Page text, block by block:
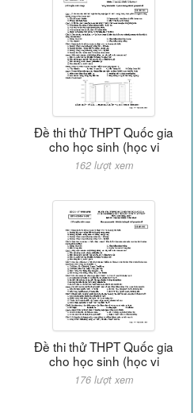
Đề thi thử THPT Quốc gia
cho học sinh (học vi
162 lượt xem
Đề thi thử THPT Quốc gia
cho học sinh (học vi
176 lượt xem